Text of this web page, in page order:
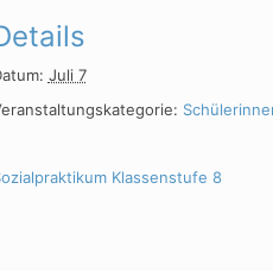
Juli 7
Klassenstufe 8